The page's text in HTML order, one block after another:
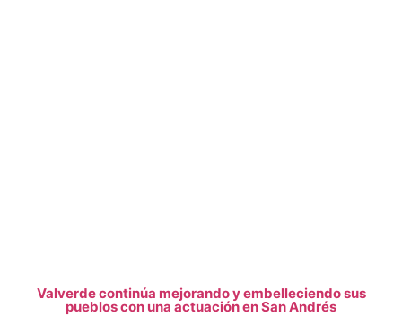
Valverde continúa mejorando y embelleciendo sus
pueblos con una actuación en San Andrés